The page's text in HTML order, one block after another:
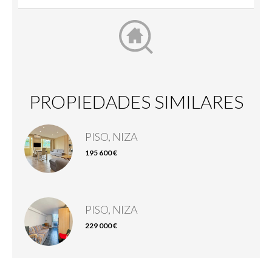
PROPIEDADES SIMILARES
PISO, NIZA
195 600 €
PISO, NIZA
229 000 €